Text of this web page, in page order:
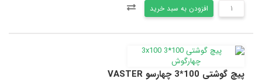
افزودن به سبد خرید
پیچ گوشتی 100*3 چهارسو VASTER